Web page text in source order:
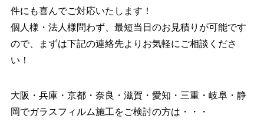
件にも喜んでご対応いたします！
個人様・法人様問わず、最短当日のお見積りが可能です
ので、まずは下記の連絡先よりお気軽にご相談くださ
い！
大阪・兵庫・京都・奈良・滋賀・愛知・三重・岐阜・静
岡でガラスフィルム施工をご検討の方は・・・